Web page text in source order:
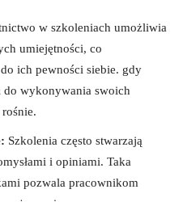
w szkoleniach umożliwia
umiejętności, co
ich pewności siebie. gdy
wykonywania swoich
Szkolenia często stwarzają
i opiniami. Taka
pozwala pracownikom